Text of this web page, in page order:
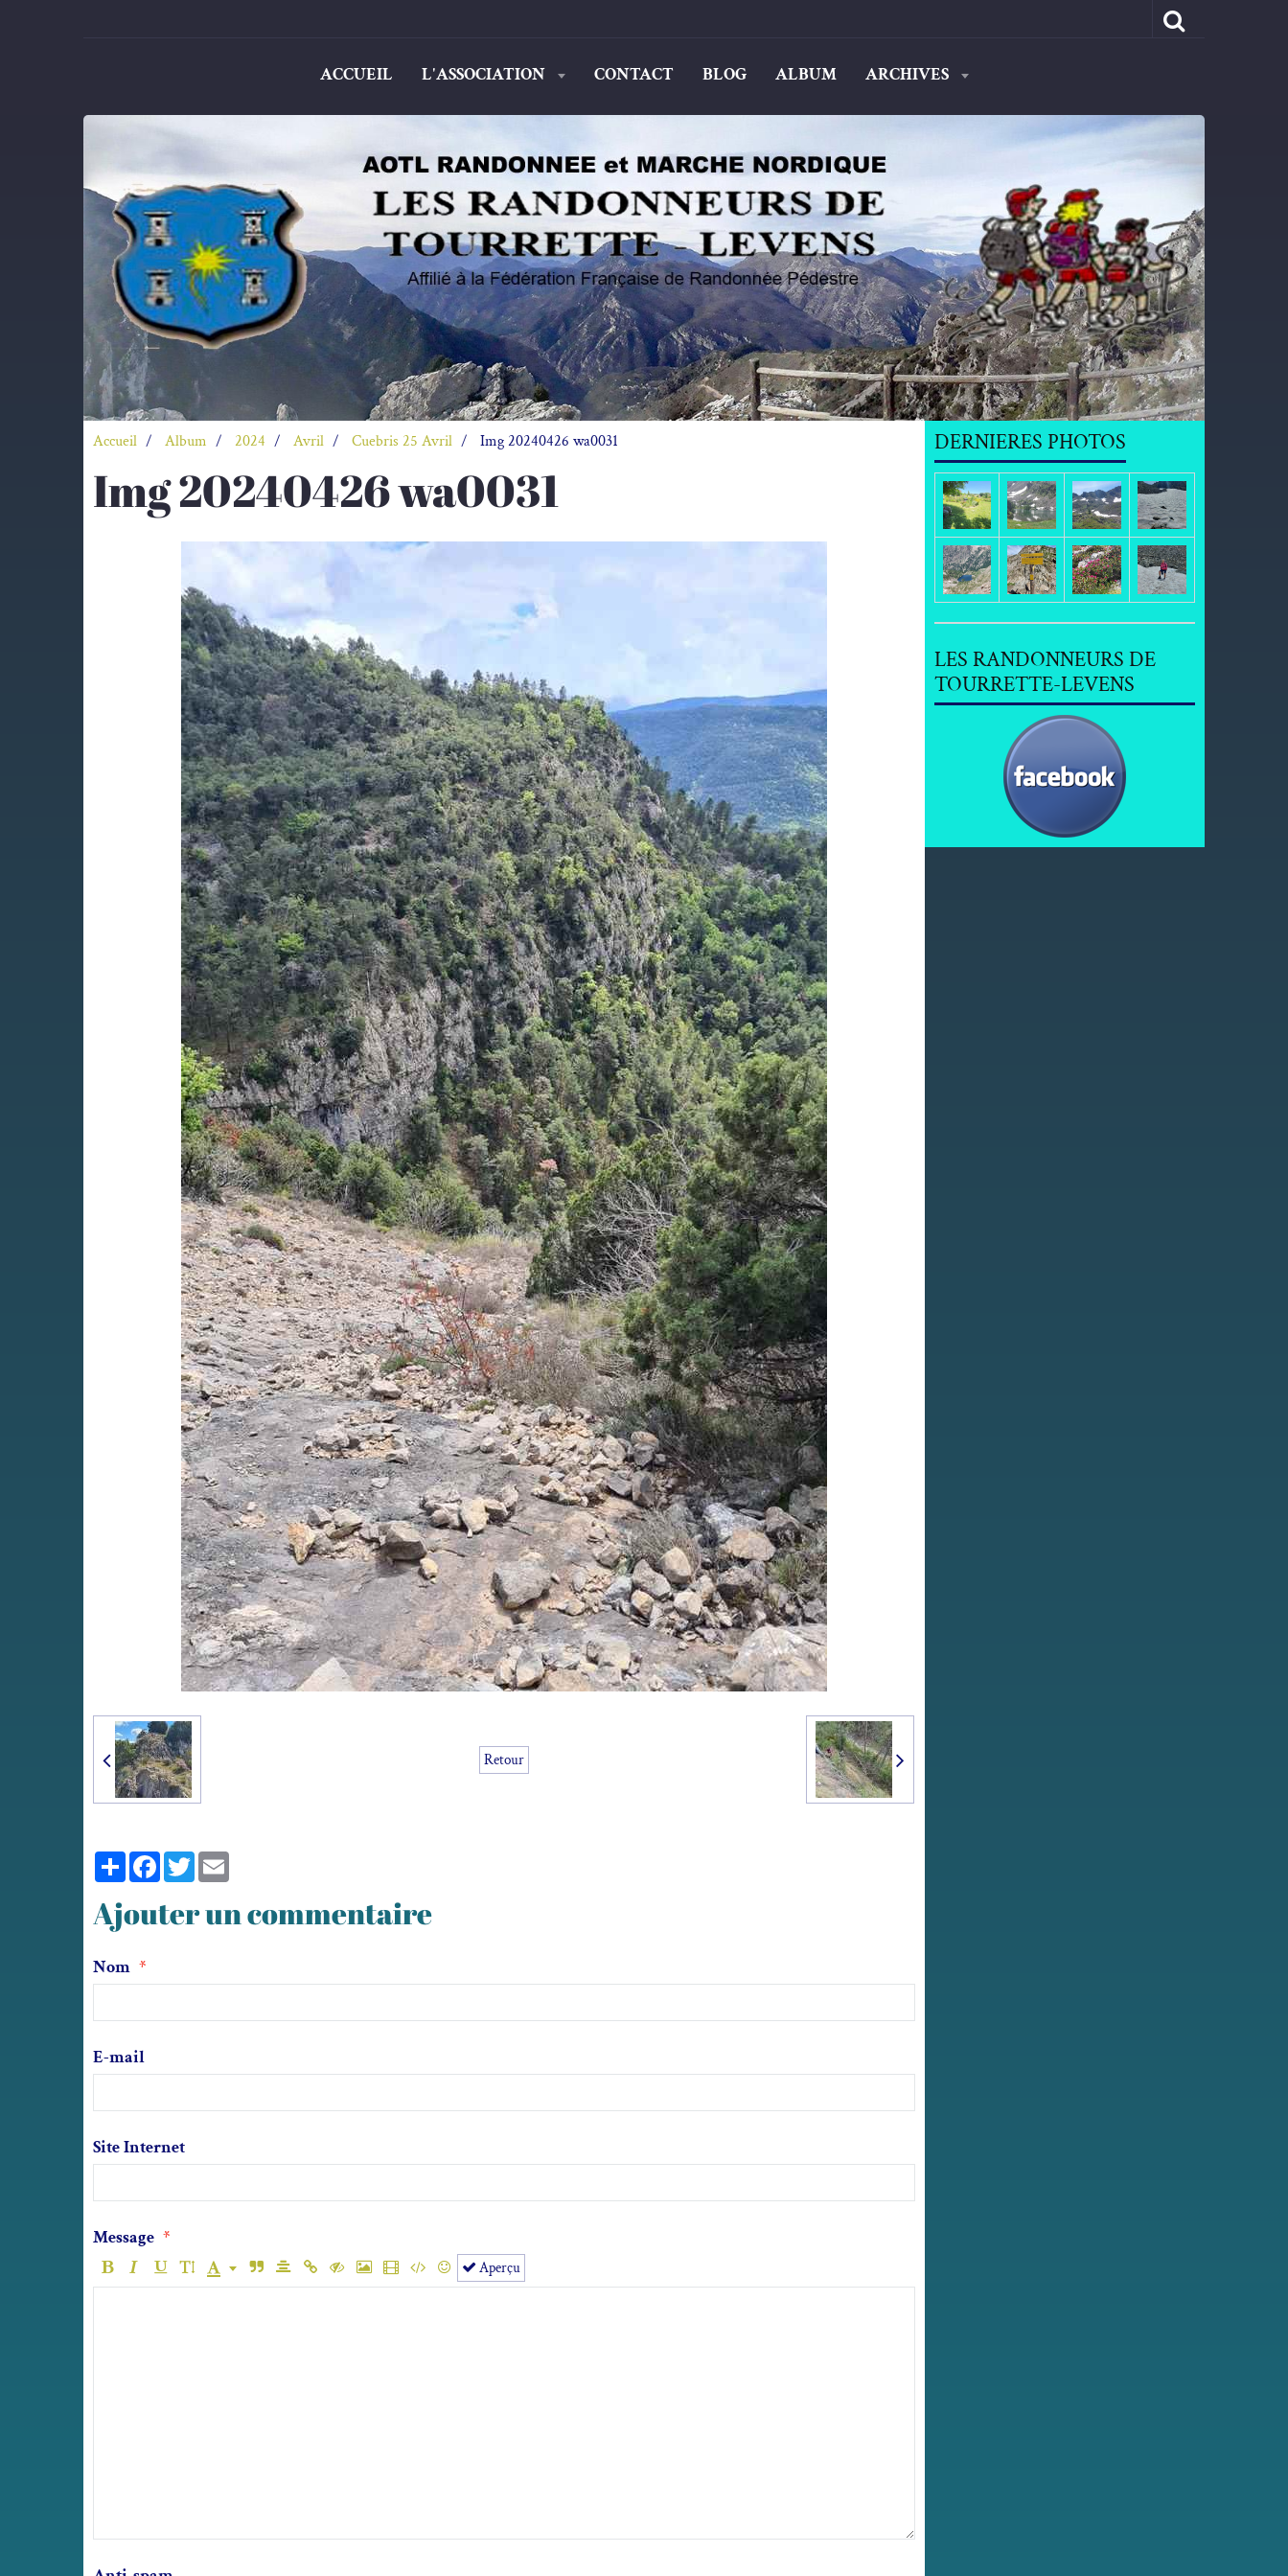
ACCUEIL L'ASSOCIATION CONTACT BLOG ALBUM ARCHIVES
Accueil Album 2024 Avril Cuebris 25 Avril Img 20240426 wa0031
Img 20240426 wa0031
Retour
PartagerFacebook
Twitter
Ajouter un commentaire
Nom
E-mail
Site Internet
Message
Aperçu
DERNIERES PHOTOS
LES RANDONNEURS DE
TOURRETTE-LEVENS